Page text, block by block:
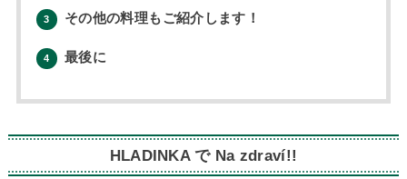
3 その他の料理もご紹介します！
4 最後に
HLADINKA で Na zdraví!!